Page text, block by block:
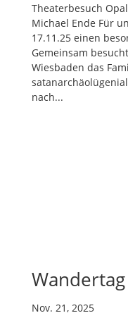
Theaterbesuch
Michael Ende Für
17.11.25 einen
Gemeinsam
Wiesbaden das
nach...
Wandertag
Nov. 21, 2025